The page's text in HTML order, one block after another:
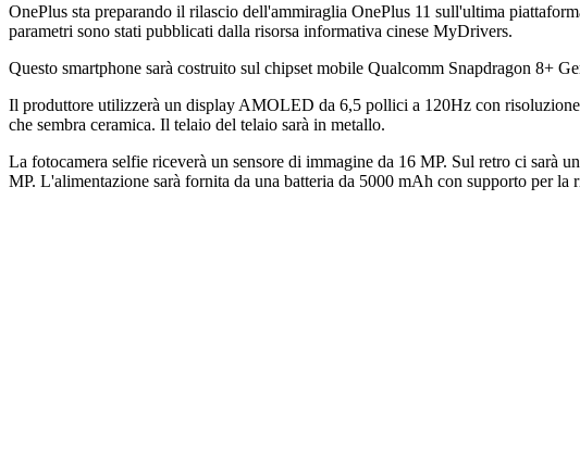
OnePlus sta preparando il rilascio dell'ammiraglia OnePlus 11 sull'ultima
parametri sono stati pubblicati dalla risorsa informativa cinese MyDrivers.
Questo smartphone sarà costruito sul chipset mobile Qualcomm Snapdragon
Il produttore utilizzerà un display AMOLED da 6,5 ​​pollici a 120Hz con
che sembra ceramica. Il telaio del telaio sarà in metallo.
La fotocamera selfie riceverà un sensore di immagine da 16 MP. Sul retro ci
MP. L'alimentazione sarà fornita da una batteria da 5000 mAh con supporto per